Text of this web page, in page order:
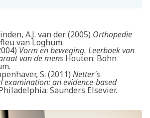
A.J. van der (2005) Orthopedie
van Loghum.
Vorm en beweging. Leerboek van
van de mens Houten: Bohn
S. (2011) Netter's
examination: an evidence-based
Saunders Elsevier.